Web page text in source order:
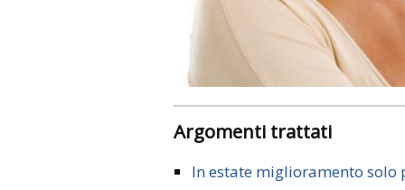
Argomenti trattati
In estate miglioramento solo